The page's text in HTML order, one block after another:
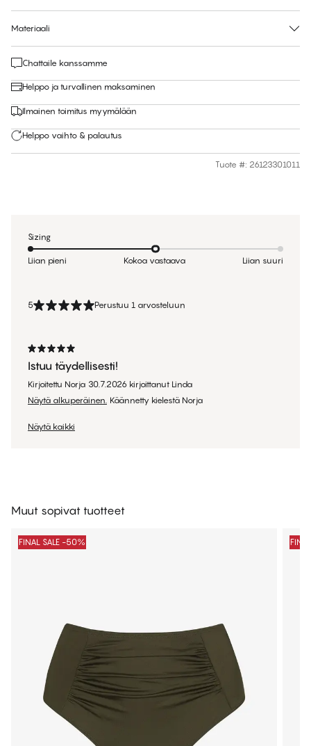
Materiaali
Chattaile kanssamme
Helppo ja turvallinen maksaminen
Ilmainen toimitus myymälään
Helppo vaihto & palautus
Tuote #: 26123301011
5 Perustuu 1 arvosteluun
Istuu täydellisesti!
Kirjoitettu Norja 30.7.2026 kirjoittanut Linda
Näytä alkuperäinen. Käännetty kielestä Norja
Näytä kaikki
Sizing
Liian pieni Kokoa vastaava Liian suuri
Muut sopivat tuotteet
FINAL SALE -50%